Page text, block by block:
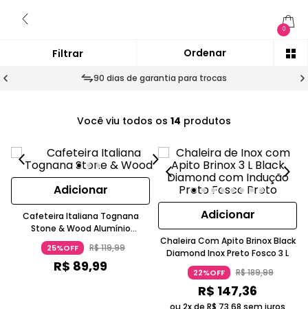
0
90 dias de garantia para trocas
Você viu todos os 14 produtos
Adicionar
Cafeteira Italiana Tognana
Stone & Wood Alumínio
Texturizado Pedra Cinza
25%OFF R$119,99
R$ 89,99
Adicionar
Chaleira Com Apito Brinox Black
Diamond Inox Preto Fosco 3 L
22%OFF R$189,99
R$ 147,36
ou 2x de R$ 73,68 sem juros